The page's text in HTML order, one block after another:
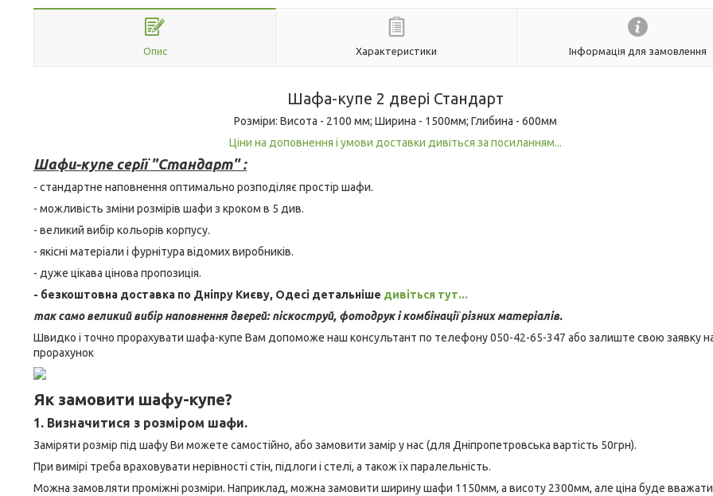
Опис Характеристики Інформація для замовлення
Шафа-купе 2 двері Стандарт
Розміри: Висота - 2100 мм; Ширина - 1500мм; Глибина - 600мм
Ціни на доповнення і умови доставки дивіться за посиланням...
Шафи-купе серії "Стандарт" :
- стандартне наповнення оптимально розподіляє простір шафи.
- можливість зміни розмірів шафи з кроком в 5 див.
- великий вибір кольорів корпусу.
- якісні матеріали і фурнітура відомих виробників.
- дуже цікава цінова пропозиція.
- безкоштовна доставка по Дніпру Києву, Одесі детальніше дивіться тут...
так само великий вибір наповнення дверей: піскоструй, фотодрук і комбінації різних матеріалів.
Швидко і точно прорахувати шафа-купе Вам допоможе наш консультант по телефону 050-42-65-347 або залиште свою заявку
прорахунок
Як замовити шафу-купе?
1. Визначитися з розміром шафи.
Заміряти розмір під шафу Ви можете самостійно, або замовити замір у нас (для Дніпропетровська вартість 50грн).
При вимірі треба враховувати нерівності стін, підлоги і стелі, а також їх паралельність.
Можна замовляти проміжні розміри. Наприклад, можна замовити ширину шафи 1150мм, а висоту 2300мм, але ціна буде